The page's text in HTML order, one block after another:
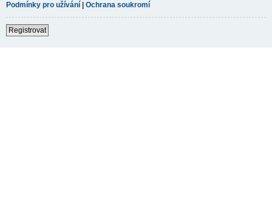
Podmínky pro užívání | Ochrana soukromí
Registrovat